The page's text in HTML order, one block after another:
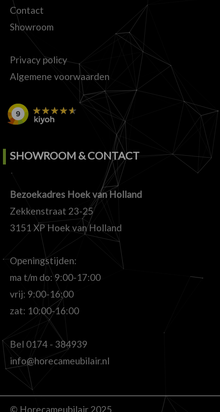
Contact
Showroom
Privacy policy
Algemene voorwaarden
SHOWROOM & CONTACT
Bezoekadres Hoek van Holland
Zekkenstraat 23-25
3151 XP Hoek van Holland
Openingstijden:
ma t/m do: 9:00-17:00
vrij: 9:00-16:00
zat: 10:00-16:00
Bel 0174 - 384939
info@horecameubilair.nl
© Horecameubilair 2025